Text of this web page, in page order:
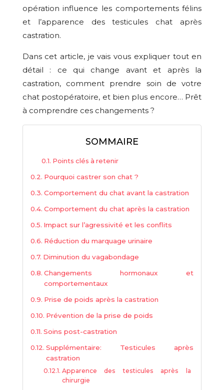
opération influence les comportements félins
et l’apparence des testicules chat après
castration.
Dans cet article, je vais vous expliquer tout en
détail : ce qui change avant et après la
castration, comment prendre soin de votre
chat postopératoire, et bien plus encore… Prêt
à comprendre ces changements ?
SOMMAIRE
Points clés à retenir
Pourquoi castrer son chat ?
Comportement du chat avant la castration
Comportement du chat après la castration
Impact sur l’agressivité et les conflits
Réduction du marquage urinaire
Diminution du vagabondage
Changements hormonaux et
comportementaux
Prise de poids après la castration
Prévention de la prise de poids
Soins post-castration
Supplémentaire: Testicules après
castration
Apparence des testicules après la
chirurgie